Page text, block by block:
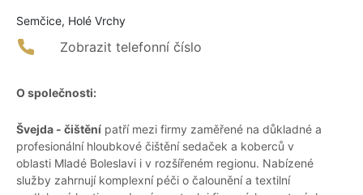
Semčice, Holé Vrchy
Zobrazit telefonní číslo
O společnosti:
Švejda - čištění patří mezi firmy zaměřené na důkladné a
profesionální hloubkové čištění sedaček a koberců v
oblasti Mladé Boleslavi i v rozšířeném regionu. Nabízené
služby zahrnují komplexní péči o čalounění a textilní